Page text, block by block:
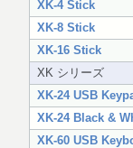
XK-4 Stick
XK-8 Stick
XK-16 Stick
XK シリーズ
XK-24 USB
XK-24 Black &
XK-60 USB